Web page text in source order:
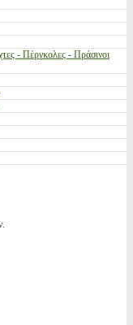
- Πέργκολες - Πράσινοι